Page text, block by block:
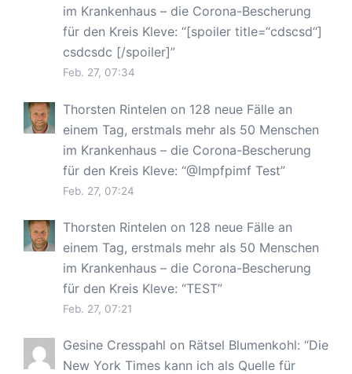
im Krankenhaus – die Corona-Bescherung
für den Kreis Kleve: “[spoiler title=“cdscsd“]
csdcsdc [/spoiler]”
Feb. 27, 07:34
Thorsten Rintelen on 128 neue Fälle an
einem Tag, erstmals mehr als 50 Menschen
im Krankenhaus – die Corona-Bescherung
für den Kreis Kleve: “@Impfpimf Test”
Feb. 27, 07:24
Thorsten Rintelen on 128 neue Fälle an
einem Tag, erstmals mehr als 50 Menschen
im Krankenhaus – die Corona-Bescherung
für den Kreis Kleve: “TEST”
Feb. 27, 07:21
Gesine Cresspahl on Rätsel Blumenkohl: “Die
New York Times kann ich als Quelle für